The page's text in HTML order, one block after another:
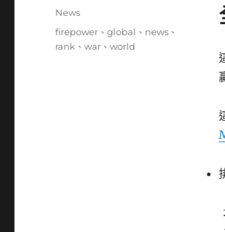
期:
分
類
News
標
籤
firepower 、global 、 news 、
rank 、war 、world